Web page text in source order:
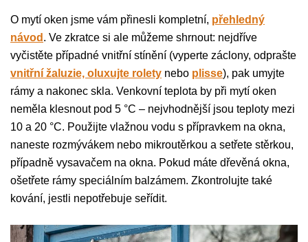
O mytí oken jsme vám přinesli kompletní, přehledný
návod . Ve zkratce si ale můžeme shrnout: nejdříve
vyčistěte případné vnitřní stínění (vyperte záclony, odprašte
vnitřní žaluzie, oluxujte rolety nebo plisse), pak umyjte
rámy a nakonec skla. Venkovní teplota by při mytí oken
neměla klesnout pod 5 °C – nejvhodnější jsou teploty mezi
10 a 20 °C. Použijte vlažnou vodu s přípravkem na okna,
naneste rozmývákem nebo mikroutěrkou a setřete stěrkou,
případně vysavačem na okna. Pokud máte dřevěná okna,
ošetřete rámy speciálním balzámem. Zkontrolujte také
kování, jestli nepotřebuje seřídit.